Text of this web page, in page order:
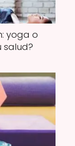
yoga o
salud?